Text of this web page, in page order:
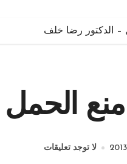
– الدكتور رضا خلف
لا توجد تعليقات